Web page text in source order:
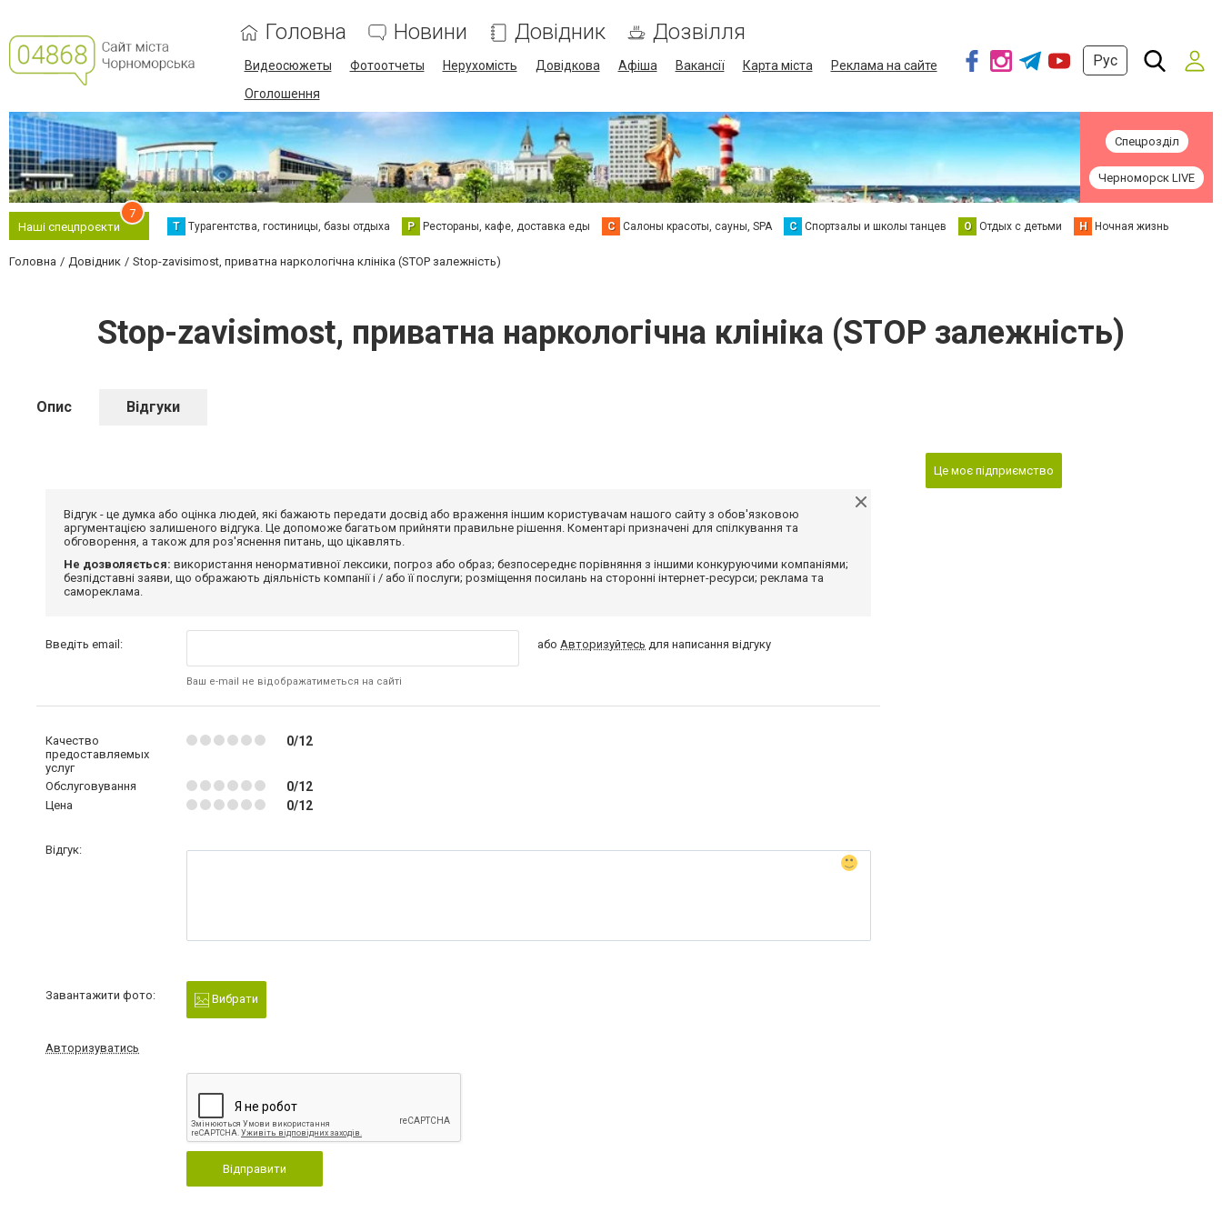
Головна Новини Довідник Дозвілля
Видеосюжеты Фотоотчеты Нерухомість Довідкова Афіша Вакансії Карта міста
Реклама на сайте
Оголошення
Рус
Спецрозділ
Черноморск LIVE
Наші спецпроєкти
7
Т Турагентства, гостиницы, базы отдыха Р Рестораны, кафе, доставка еды С Салоны красоты, сауны, SPA С Спортзалы и школы танцев О Отдых с детьми Н Ночная жизнь
Головна Довідник Stop-zavisimost, приватна наркологічна клініка (STOP залежність)
Stop-zavisimost, приватна наркологічна клініка (STOP залежність)
Опис Відгуки
Відгук - це думка або оцінка людей, які бажають передати досвід або враження іншим користувачам нашого сайту з обов'язковою
аргументацією залишеного відгука. Це допоможе багатьом прийняти правильне рішення. Коментарі призначені для спілкування та
обговорення, а також для роз'яснення питань, що цікавлять.
Не дозволяється: використання ненормативної лексики, погроз або образ; безпосереднє порівняння з іншими конкуруючими компаніями;
безпідставні заяви, що ображають діяльність компанії і / або її послуги; розміщення посилань на сторонні інтернет-ресурси; реклама та
самореклама.
Введіть email:
Ваш e-mail не відображатиметься на сайті
абоАвторизуйтесь для написання відгуку
Качество
предоставляемых
услуг
0/12
Обслуговування 0/12
Цена 0/12
Відгук:
Завантажити фото: Вибрати
Авторизуватись
Відправити
Це моє підприємство